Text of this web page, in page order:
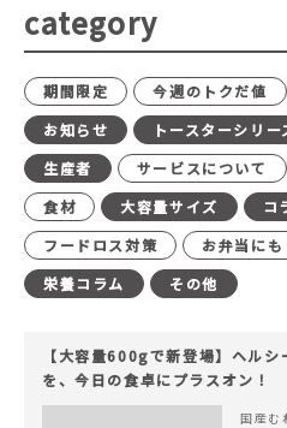
category
期間限定 今週のトクだ値
お知らせ
トースターシリー
生産者
サービスについて
食材
大容量サイズ
コ
フードロス対策
お弁当に
栄養コラム
その他
【大容量600gで新登場】ヘル
を、今日の食卓にプラスオン！
国産む